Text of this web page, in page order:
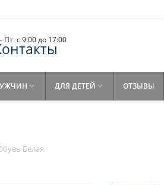
Пт. с 9:00 до 17:00
 ДЛЯ ДЕТЕЙ  ОТЗЫВЫ
Белая